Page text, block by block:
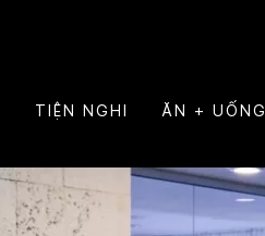
TIỆN NGHI ĂN + UỐNG